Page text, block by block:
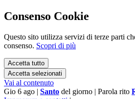
Consenso Cookie
Questo sito utilizza servizi di terze parti
consenso. Scopri di più
Accetta tutto
Accetta selezionati
Vai al contenuto
Gio 6 ago | Santo del giorno | Parola rito